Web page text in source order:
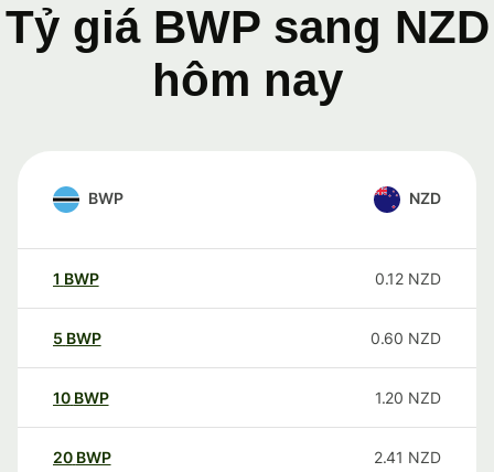
Tỷ giá BWP sang NZD
hôm nay
BWP NZD
1 BWP 0.12 NZD
5 BWP 0.60 NZD
10 BWP 1.20 NZD
20 BWP 2.41 NZD